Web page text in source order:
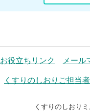
お役立ちリンク メール
くすりのしおりご担当
くすりのしおり